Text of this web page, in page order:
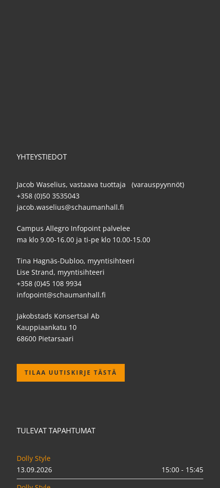
YHTEYSTIEDOT
Jacob Waselius, vastaava tuottaja (varauspyynnöt)
+358 (0)50 3535043
jacob.waselius@schaumanhall.fi
Campus Allegro Infopoint palvelee
ma klo 9.00-16.00 ja ti-pe klo 10.00-15.00
Tina Hagnäs-Dubloo, myyntisihteeri
Lise Strand, myyntisihteeri
+358 (0)45 108 9934
infopoint@schaumanhall.fi
Jakobstads Konsertsal Ab
Kauppiaankatu 10
68600 Pietarsaari
TILAA UUTISKIRJE TÄSTÄ
TULEVAT TAPAHTUMAT
Dolly Style
13.09.2026
15:00 - 15:45